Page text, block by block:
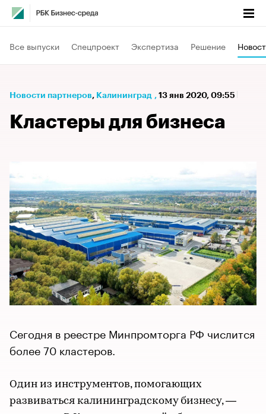
Все выпуски Спецпроект Экспертиза Решение
Новости партнеров⁠, Калининград , 13 янв 2020, 09:55
Кластеры для бизнеса
Сегодня в реестре Минпромторга РФ числится
более 70 кластеров.
Один из инструментов, помогающих
развиваться калининградскому бизнесу, —